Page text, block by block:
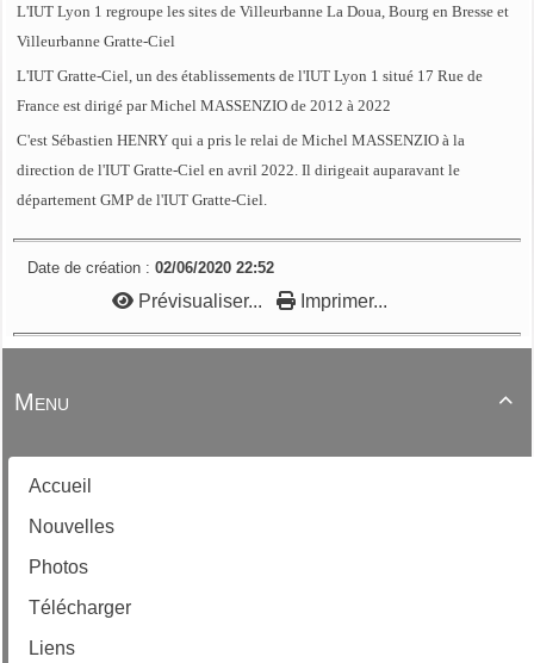

Menu
Accueil
Nouvelles
Photos
Télécharger
Liens
L'IUT Lyon 1 regroupe les sites de Villeurbanne La Doua, Bourg en Bresse et
Villeurbanne Gratte-Ciel
L'IUT Gratte-Ciel, un des établissements de l'IUT Lyon 1 situé 17 Rue de
France est dirigé par Michel MASSENZIO de 2012 à 2022
C'est Sébastien HENRY qui a pris le relai de Michel MASSENZIO à la
direction de l'IUT Gratte-Ciel en avril 2022. Il dirigeait auparavant le
département GMP de l'IUT Gratte-Ciel.
Date de création : 02/06/2020 22:52
Prévisualiser... Imprimer...